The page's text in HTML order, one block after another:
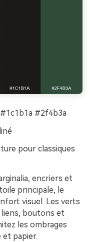
#2f4b3a
pour classiques
encriers et
principale, le
visuel. Les verts
boutons et
les ombrages
papier.